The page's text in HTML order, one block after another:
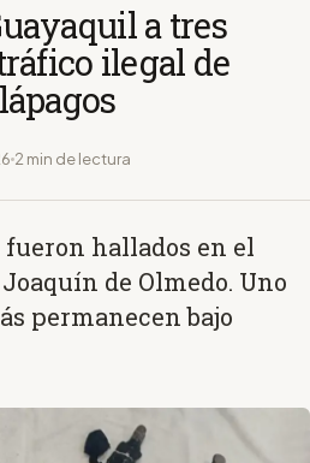
a tres
ilegal de
2 min de lectura
fueron hallados en el
de Olmedo. Uno
permanecen bajo